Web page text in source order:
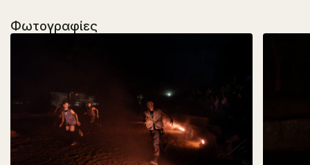
Φωτογραφίες